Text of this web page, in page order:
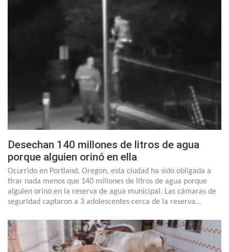
Desechan 140 millones de litros de agua
porque alguien orinó en ella
Ocurrido en Portland, Oregon, esta ciudad ha sido obligada a
tirar nada menos que 140 millones de litros de agua porque
alguien orinó en la reserva de agua municipal. Las cámaras de
seguridad captaron a 3 adolescentes cerca de la reserva…